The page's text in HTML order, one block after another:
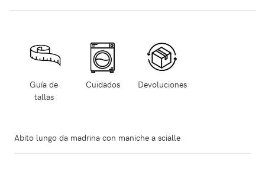
Guía de
tallas
Cuidados Devoluciones
Abito lungo da madrina con maniche a scialle